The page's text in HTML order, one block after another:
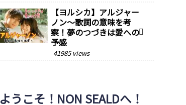
【ヨルシカ】アルジャー
ノン～歌詞の意味を考
察！夢のつづきは愛への
予感
41985 views
ようこそ！NON SEALDへ！